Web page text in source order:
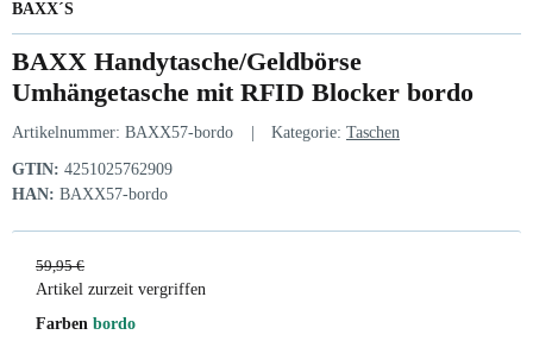
BAXX´S
BAXX Handytasche/Geldbörse
Umhängetasche mit RFID Blocker bordo
Artikelnummer: BAXX57-bordo Kategorie: Taschen
GTIN: 4251025762909
HAN: BAXX57-bordo
59,95 €
Artikel zurzeit vergriffen
Farben bordo